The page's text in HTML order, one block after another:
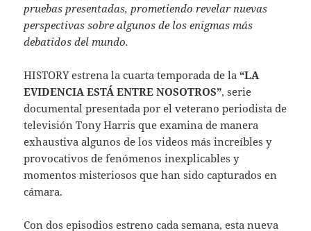
pruebas presentadas, prometiendo revelar nuevas
perspectivas sobre algunos de los enigmas más
debatidos del mundo.
HISTORY estrena la cuarta temporada de la“LA
EVIDENCIA ESTÁ ENTRE NOSOTROS”, serie
documental presentada por el veterano periodista de
televisión Tony Harris que examina de manera
exhaustiva algunos de los videos más increíbles y
provocativos de fenómenos inexplicables y
momentos misteriosos que han sido capturados en
cámara.
Con dos episodios estreno cada semana, esta nueva